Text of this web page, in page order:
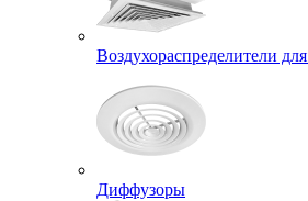
Воздухораспределители
Диффузоры